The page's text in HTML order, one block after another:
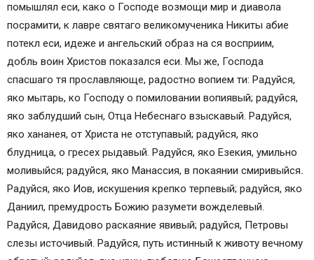
помышлял еси, како о Господе возмощи мир и диавола
посрамити, к лавре святаго великомученика Никиты абие
потекл еси, идеже и ангельский образ на ся восприим,
добль воин Христов показался еси. Мы же, Господа
спасшаго тя прославляюще, радостно вопием ти: Радуйся,
яко мытарь, ко Господу о помиловании вопиявый; радуйся,
яко заблудший сын, Отца Небеснаго взыскавый. Радуйся,
яко хананея, от Христа не отступавый; радуйся, яко
блудница, о гресех рыдавый. Радуйся, яко Езекия, умильно
моливыйся; радуйся, яко Манассия, в покаянии смиривыйся.
Радуйся, яко Иов, искушения крепко терпевый; радуйся, яко
Даниил, премудрость Божию разумети вожделевый.
Радуйся, Давидово раскаяние явивый; радуйся, Петровы
слезы источивый. Радуйся, путь истинный к животу вечному